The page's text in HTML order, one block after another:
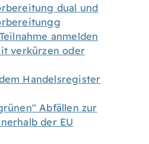
dual und
anmelden
verkürzen oder
Handelsregister
Abfällen zur
der EU